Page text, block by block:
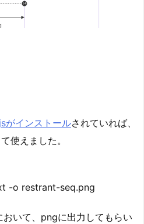
がインストールされていれば、
て使えました。
-o restrant-seq.png
いて、pngに出力してもらい